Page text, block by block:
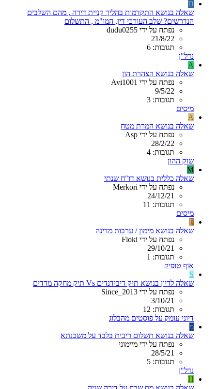
D
שאלה בנושא התקדמות בהליך קניית דירה , מהם השלבים
הנדרשים? שלב העורכי דין, המו"מ , התשלום
נפתח על ידי dudu0255
21/8/22
תגובות: 6
נדל"ן
A
שאלה בנושא הצהרת הון
נפתח על ידי Avi1001
9/5/22
תגובות: 3
מיסים
A
שאלה בנושא המרת מטח
נפתח על ידי Asp
28/2/22
תגובות: 4
שוק ההון
M
שאלה כללית בנושא דו"ח שנתי
נפתח על ידי Merkori
24/12/21
תגובות: 11
מיסים
F
שאלה בנושא מימון / ערבות מדינה
נפתח על ידי Floki
29/10/21
תגובות: 1
אוף טופיק
S
שאלה לדיון בנושא תיק דיבידנדים Vs תיק מחקה מדדים
נפתח על ידי Since_2013
3/10/21
תגובות: 12
דיוני עומק על פוסטים מהבלוג
מ
שאלה בנושא תשלום ריבית בלבד על משכנתא
נפתח על ידי מיימוני
28/5/21
תגובות: 5
נדל"ן
H